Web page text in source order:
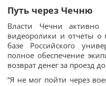
Путь через Чечню
Власти Чечни активно
видеоролики и отчеты о
базе Российского
полное обеспечение
возврат денег за проезд
“Я не мог пойти через